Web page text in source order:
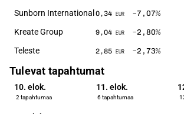
Sunborn International 0,34 EUR −7,07%
Kreate Group 9,04 EUR −2,80%
Teleste 2,85 EUR −2,73%
Tulevat tapahtumat
10. elok.
2 tapahtumaa
11. elok.
6 tapahtumaa